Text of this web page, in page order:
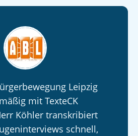
Leipzig
mit TexteCK
Köhler transkribiert
schnell,